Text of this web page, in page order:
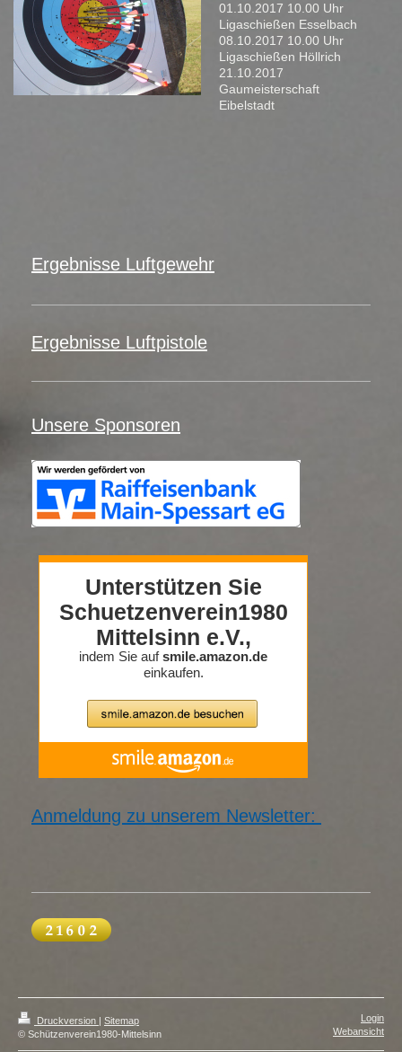
01.10.2017 10.00 Uhr
Ligaschießen Esselbach
08.10.2017 10.00 Uhr
Ligaschießen Höllrich
21.10.2017
Gaumeisterschaft
Eibelstadt
Ergebnisse Luftgewehr
Ergebnisse Luftpistole
Unsere Sponsoren
Anmeldung zu unserem Newsletter:
Druckversion | Sitemap
© Schützenverein1980-Mittelsinn
Login
Webansicht